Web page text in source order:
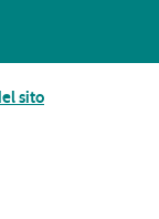
sito